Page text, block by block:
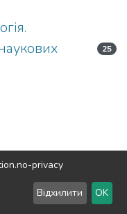
25
2026LYRASIS
Feedback
privacy
Відхилити OK